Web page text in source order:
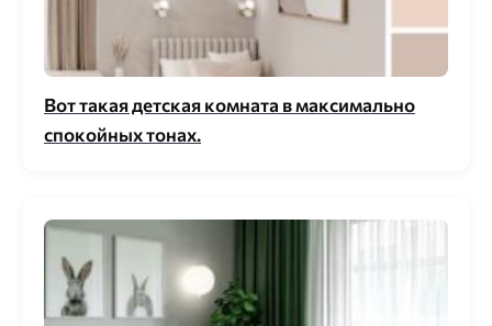
Вот такая детская комната в максимально
спокойных тонах.